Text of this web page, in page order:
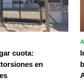
cuota:
en